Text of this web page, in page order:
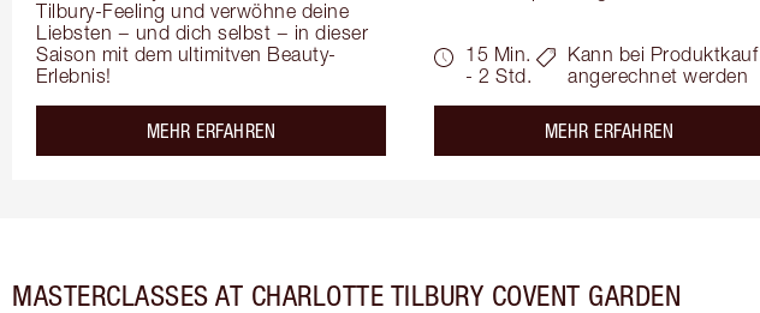
Tilbury-Feeling und verwöhne deine
Liebsten − und dich selbst − in dieser
Saison mit dem ultimitven Beauty-
Erlebnis!
MEHR ERFAHREN
15 Min.
- 2 Std.
Kann bei Produktkauf
angerechnet werden
MEHR ERFAHREN
MASTERCLASSES AT CHARLOTTE TILBURY COVENT GARDEN